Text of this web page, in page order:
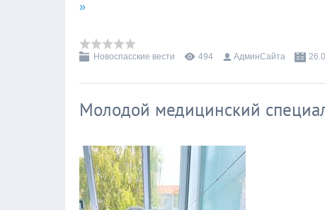
»
Новоспасские вести 494 АдминСайта
Молодой медицинский